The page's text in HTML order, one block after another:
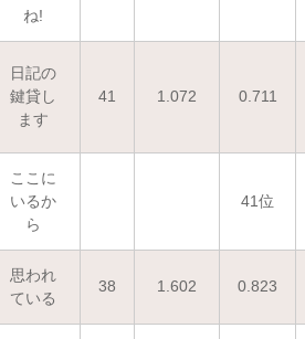
ね!
日記の
鍵貸し
ます
41 1.072 0.711
ここに
いるか
ら
41位
思われ
ている
38 1.602 0.823